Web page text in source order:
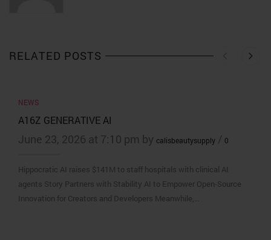
RELATED POSTS
NEWS
A16Z GENERATIVE AI
June 23, 2026 at 7:10 pm by calisbeautysupply / 0
Hippocratic AI raises $141M to staff hospitals with clinical AI
agents Story Partners with Stability AI to Empower Open-Source
Innovation for Creators and Developers Meanwhile,…